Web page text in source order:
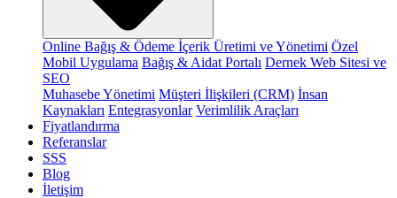
Online Bağış & Ödeme İçerik Üretimi ve Yönetimi Özel
Mobil Uygulama Bağış & Aidat Portalı Dernek Web Sitesi ve
SEO
Muhasebe Yönetimi Müşteri İlişkileri (CRM) İnsan
Kaynakları Entegrasyonlar Verimlilik Araçları
Fiyatlandırma
Referanslar
SSS
Blog
İletişim